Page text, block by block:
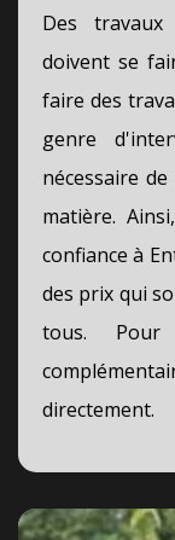
Des
doivent se
faire des
genre
nécessaire
matière.
confiance à
des prix qui
tous. Pour
directement.